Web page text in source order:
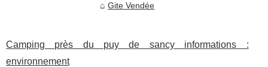
Gite Vendée
Camping près du puy de sancy informations :
environnement